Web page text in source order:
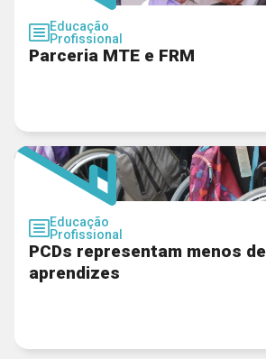
Educação
Profissional
Parceria MTE e FRM
Educação
Profissional
PCDs representam menos
aprendizes